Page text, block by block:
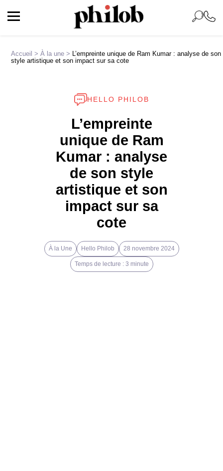
Accueil >À la une >
L’empreinte unique de Ram Kumar : analyse de son
style artistique et son impact sur sa cote
HELLO PHILOB
L’empreinte
unique de Ram
Kumar : analyse
de son style
artistique et son
impact sur sa
cote
À la Une Hello Philob 28 novembre 2024
Temps de lecture : 3 minute